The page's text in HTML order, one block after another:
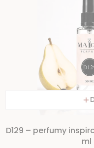
D129 – perfumy
ml